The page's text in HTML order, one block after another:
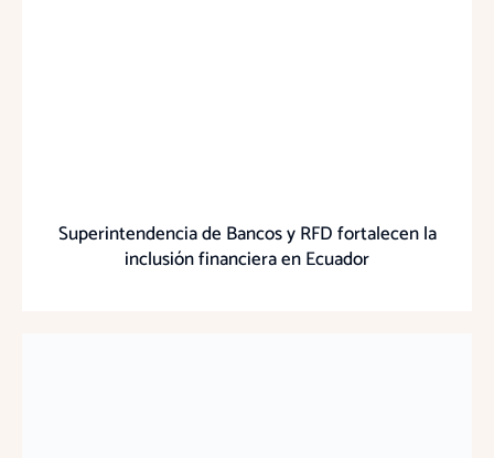
Superintendencia de Bancos y RFD fortalecen la
inclusión financiera en Ecuador